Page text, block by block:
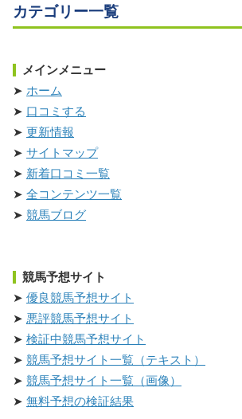
カテゴリー一覧
メインメニュー
ホーム
口コミする
更新情報
サイトマップ
新着口コミ一覧
全コンテンツ一覧
競馬ブログ
競馬予想サイト
優良競馬予想サイト
悪評競馬予想サイト
検証中競馬予想サイト
競馬予想サイト一覧（テキスト）
競馬予想サイト一覧（画像）
無料予想の検証結果